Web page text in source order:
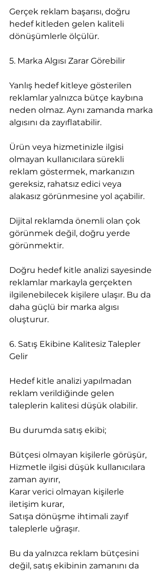
Gerçek reklam başarısı, doğru
hedef kitleden gelen kaliteli
dönüşümlerle ölçülür.
5. Marka Algısı Zarar Görebilir
Yanlış hedef kitleye gösterilen
reklamlar yalnızca bütçe kaybına
neden olmaz. Aynı zamanda marka
algısını da zayıflatabilir.
Ürün veya hizmetinizle ilgisi
olmayan kullanıcılara sürekli
reklam göstermek, markanızın
gereksiz, rahatsız edici veya
alakasız görünmesine yol açabilir.
Dijital reklamda önemli olan çok
görünmek değil, doğru yerde
görünmektir.
Doğru hedef kitle analizi sayesinde
reklamlar markayla gerçekten
ilgilenebilecek kişilere ulaşır. Bu da
daha güçlü bir marka algısı
oluşturur.
6. Satış Ekibine Kalitesiz Talepler
Gelir
Hedef kitle analizi yapılmadan
reklam verildiğinde gelen
taleplerin kalitesi düşük olabilir.
Bu durumda satış ekibi;
Bütçesi olmayan kişilerle görüşür,
Hizmetle ilgisi düşük kullanıcılara
zaman ayırır,
Karar verici olmayan kişilerle
iletişim kurar,
Satışa dönüşme ihtimali zayıf
taleplerle uğraşır.
Bu da yalnızca reklam bütçesini
değil, satış ekibinin zamanını da